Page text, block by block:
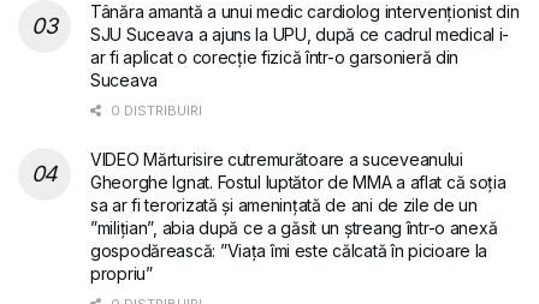
Tânăra amantă a unui medic cardiolog intervenționist din
SJU Suceava a ajuns la UPU, după ce cadrul medical i-
ar fi aplicat o corecție fizică într-o garsonieră din
Suceava
0 DISTRIBUIRI
VIDEO Mărturisire cutremurătoare a suceveanului
Gheorghe Ignat. Fostul luptător de MMA a aflat că soția
sa ar fi terorizată și amenințată de ani de zile de un
”milițian”, abia după ce a găsit un ștreang într-o anexă
gospodărească: ”Viața îmi este călcată în picioare la
propriu”